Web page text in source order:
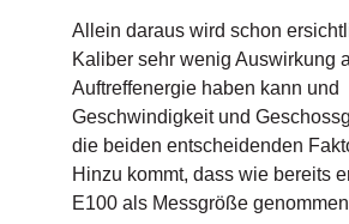
Allein daraus wird schon
Kaliber sehr wenig Auswirkung
Auftreffenergie haben kann und
Geschwindigkeit und
die beiden entscheidenden
Hinzu kommt, dass wie bereits
E100 als Messgröße